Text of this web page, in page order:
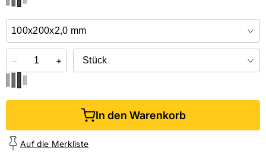
Online kaufen &
− +
In den Warenkorb
Auf die Merkliste